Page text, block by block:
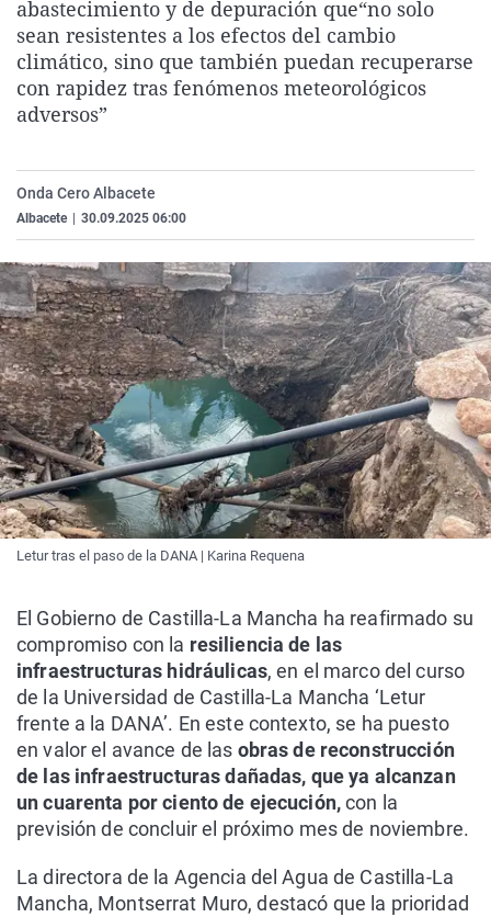
La rosa de los vientos
Gente viajera
Como el perro y el
Caso
Retornados
Equipo de
Extremadura
Galicia
La Rioja
País Vasco
Virales
Televisión
Elecciones
abastecimiento y de depuración que“no solo
sean resistentes a los efectos del cambio
climático, sino que también puedan recuperarse
con rapidez tras fenómenos meteorológicos
adversos”
Onda Cero Albacete
Albacete 30.09.2025 06:00
Letur tras el paso de la DANA | Karina Requena
El Gobierno de Castilla-La Mancha ha reafirmado su
compromiso con la resiliencia de las
infraestructuras hidráulicas, en el marco del curso
de la Universidad de Castilla-La Mancha ‘Letur
frente a la DANA’. En este contexto, se ha puesto
en valor el avance de las obras de reconstrucción
de las infraestructuras dañadas, que ya alcanzan
un cuarenta por ciento de ejecución,con la
previsión de concluir el próximo mes de noviembre.
La directora de la Agencia del Agua de Castilla-La
Mancha, Montserrat Muro, destacó que la prioridad